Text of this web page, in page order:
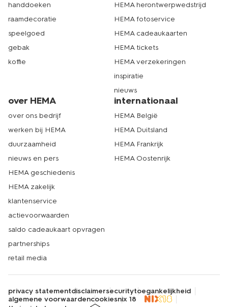
handdoeken
raamdecoratie
speelgoed
gebak
koffie
HEMA herontwerpwedstrijd
HEMA fotoservice
HEMA cadeaukaarten
HEMA tickets
HEMA verzekeringen
inspiratie
nieuws
over HEMA
over ons bedrijf
werken bij HEMA
duurzaamheid
nieuws en pers
HEMA geschiedenis
HEMA zakelijk
klantenservice
actievoorwaarden
saldo cadeaukaart opvragen
partnerships
retail media
internationaal
HEMA België
HEMA Duitsland
HEMA Frankrijk
HEMA Oostenrijk
privacy statementdisclaimersecuritytoegankelijkheid
algemene voorwaardencookiesnix 18